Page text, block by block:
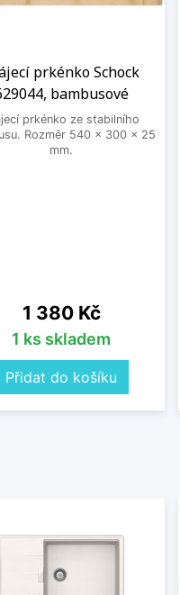
prkénko Schock
bambusové
prkénko ze stabilního
Rozměr 540 x 300 x 25
mm.
Cena
1 380 Kč
1 ks skladem
Přidat do košíku